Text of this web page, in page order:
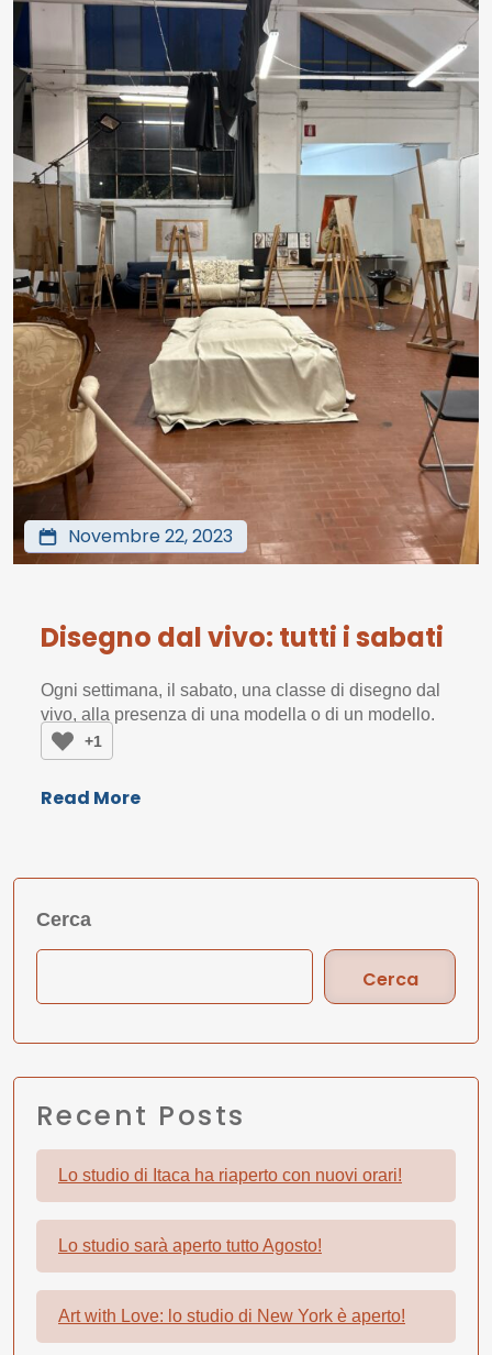
Novembre 22, 2023
Disegno dal vivo: tutti i sabati
Ogni settimana, il sabato, una classe di disegno dal
vivo, alla presenza di una modella o di un modello.
+1
Read More
Cerca
Cerca
Recent Posts
Lo studio di Itaca ha riaperto con nuovi orari!
Lo studio sarà aperto tutto Agosto!
Art with Love: lo studio di New York è aperto!